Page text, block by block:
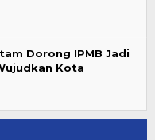
Dorong IPMB Jadi
Kota